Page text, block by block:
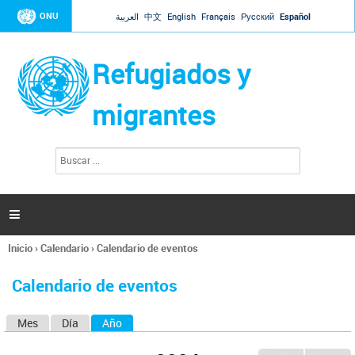
Jump to navigation
ONU العربية 中文 English Français Русский Español
Refugiados y
migrantes
l
s

Se
usted
Inicio›Calendario›Calendario de eventos
Calendario de eventos
Mes Día Año